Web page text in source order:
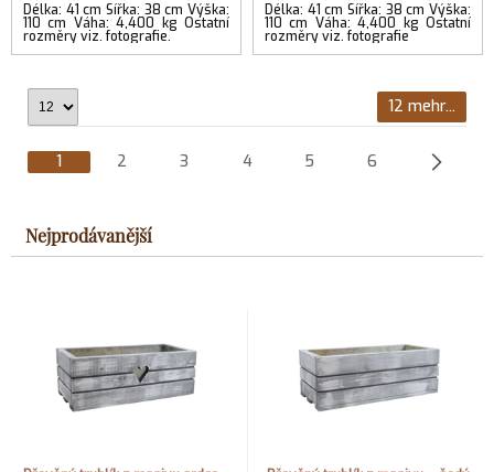
Délka: 41 cm Šířka: 38 cm Výška:
110 cm Váha: 4,400 kg Ostatní
rozměry viz. fotografie.
Délka: 41 cm Šířka: 38 cm Výška:
110 cm Váha: 4,400 kg Ostatní
rozměry viz. fotografie
12 mehr...
1 2 3 4 5 6
Nejprodávanější